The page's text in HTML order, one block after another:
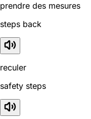
prendre des mesures
steps back
reculer
safety steps